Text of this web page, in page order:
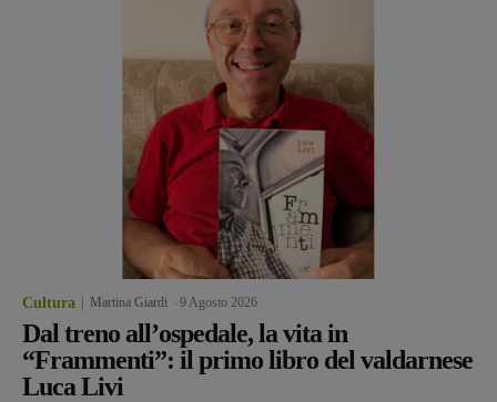
Cultura Martina Giardi 9 Agosto 2026
Dal treno all’ospedale, la vita in
“Frammenti”: il primo libro del valdarnese
Luca Livi